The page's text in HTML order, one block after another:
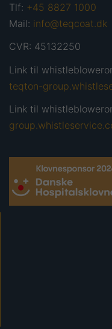
Tlf: +45 8827 1000
Mail: info@teqcoat.dk
CVR: 45132250
Link til
teqton-
Link til